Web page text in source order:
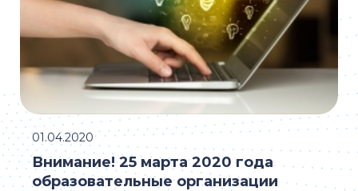
Внимание! 25 марта 2020 года
образовательные организации
01.04.2020